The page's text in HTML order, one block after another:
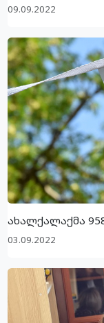
09.09.2022
ახალქალაქმა
03.09.2022